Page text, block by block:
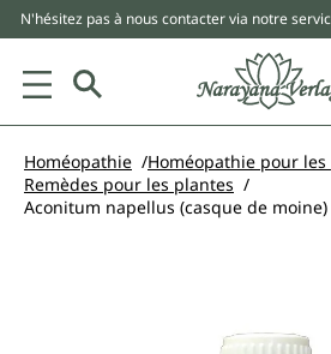
principal
N'hésitez pas à nous contacter via notre
Homéopathie
Homéopathie pour
Remèdes pour les plantes
Aconitum napellus (casque de moine)